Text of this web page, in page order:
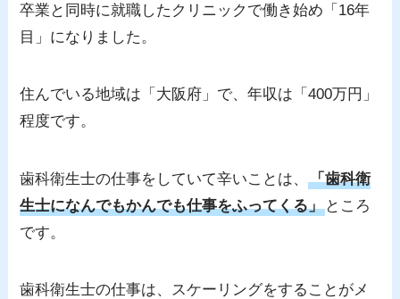
卒業と同時に就職したクリニックで働き始め「16年
目」になりました。
住んでいる地域は「大阪府」で、年収は「400万円」
程度です。
歯科衛生士の仕事をしていて辛いことは、「歯科衛
生士になんでもかんでも仕事をふってくる」 ところ
です。
歯科衛生士の仕事は、スケーリングをすることがメ